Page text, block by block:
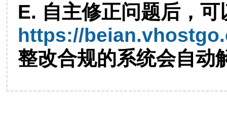
E. 自主修正问题后，可
https://
整改合规的系统会自动